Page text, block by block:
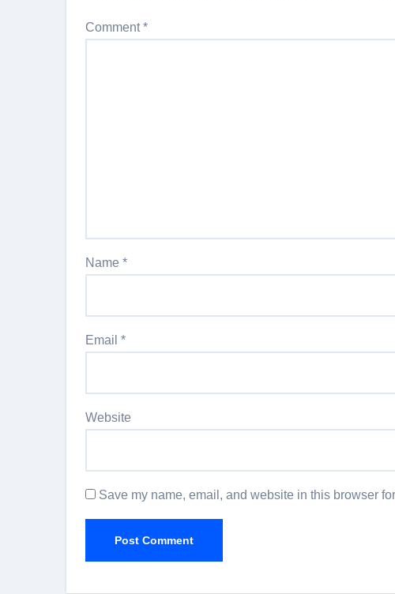
Comment*
Name *
Email *
Website
Save my name, email, and website in this browser